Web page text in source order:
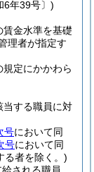
6年39号〕)
金水準を基礎
理者が指定す
規定にかかわら
当する職員に対
号において同
号において同
る者を除く。)